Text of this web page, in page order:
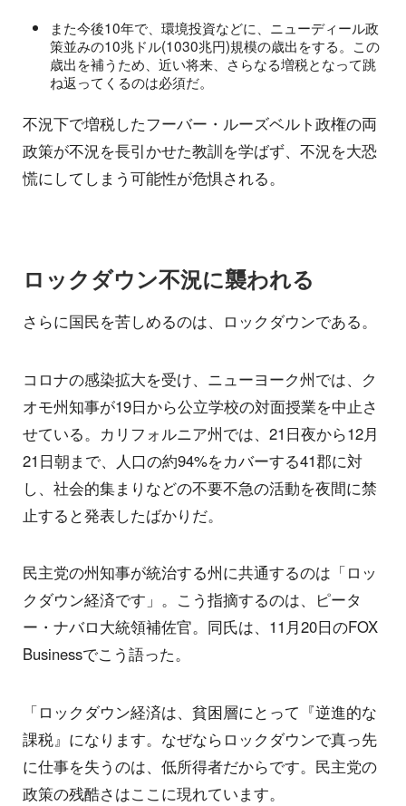
また今後10年で、環境投資などに、ニューディール政
策並みの10兆ドル(1030兆円)規模の歳出をする。この
歳出を補うため、近い将来、さらなる増税となって跳
ね返ってくるのは必須だ。
不況下で増税したフーバー・ルーズベルト政権の両
政策が不況を長引かせた教訓を学ばず、不況を大恐
慌にしてしまう可能性が危惧される。
ロックダウン不況に襲われる
さらに国民を苦しめるのは、ロックダウンである。
コロナの感染拡大を受け、ニューヨーク州では、ク
オモ州知事が19日から公立学校の対面授業を中止さ
せている。カリフォルニア州では、21日夜から12月
21日朝まで、人口の約94%をカバーする41郡に対
し、社会的集まりなどの不要不急の活動を夜間に禁
止すると発表したばかりだ。
民主党の州知事が統治する州に共通するのは「ロッ
クダウン経済です」。こう指摘するのは、ピータ
ー・ナバロ大統領補佐官。同氏は、11月20日のFOX
Businessでこう語った。
「ロックダウン経済は、貧困層にとって『逆進的な
課税』になります。なぜならロックダウンで真っ先
に仕事を失うのは、低所得者だからです。民主党の
政策の残酷さはここに現れています。